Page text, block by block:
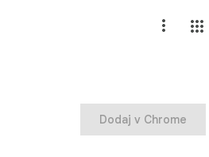
Dodaj v Chrome